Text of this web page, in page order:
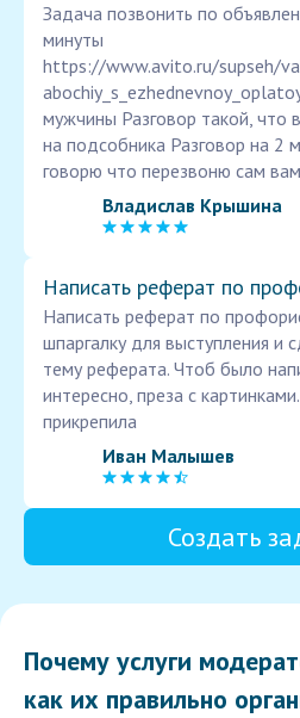
Задача позвонить по
минуты
https://www.avito.ru/supseh/
мужчины Разговор такой, что
на подсобника Разговор на 2
говорю что перезвоню сам
Владислав Крышина
Написать реферат по
Написать реферат по
шпаргалку для выступления и
тему реферата. Чтоб было
интересно, преза с
прикрепила
Иван Малышев
Создать
Почему услуги
как их правильно